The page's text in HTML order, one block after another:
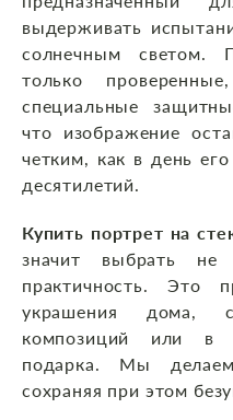
выдерживать
солнечным светом.
только
специальные
что изображение
четким, как в день
десятилетий.
Купить портрет на
значит выбрать
практичность. Это
украшения дома,
композиций или в
подарка. Мы
сохраняя при этом